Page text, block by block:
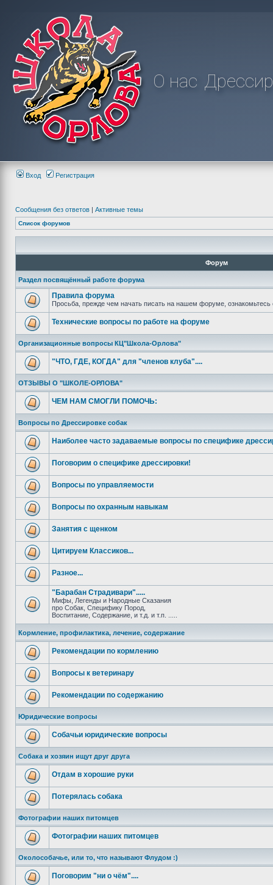
О нас
Вход Регистрация
Сообщения без ответов | Активные темы
Список форумов
Форум
Раздел посвящённый работе форума
Правила форума
Просьба, прежде чем начать писать на нашем форуме,
Технические вопросы по работе на форуме
Организационные вопросы КЦ"Школа-Орлова"
"ЧТО, ГДЕ, КОГДА" для "членов клуба"....
ОТЗЫВЫ О "ШКОЛЕ-ОРЛОВА"
ЧЕМ НАМ СМОГЛИ ПОМОЧЬ:
Вопросы по Дрессировке собак
Наиболее часто задаваемые вопросы по специфике
Поговорим о специфике дрессировки!
Вопросы по управляемости
Вопросы по охранным навыкам
Занятия с щенком
Цитируем Классиков...
Разное...
"Барабан Страдивари".....
Мифы, Легенды и Народные Сказания
про Собак, Специфику Пород,
Воспитание, Содержание, и т.д. и т.п. .....
Кормление, профилактика, лечение, содержание
Рекомендации по кормлению
Вопросы к ветеринару
Рекомендации по содержанию
Юридические вопросы
Собачьи юридические вопросы
Собака и хозяин ищут друг друга
Отдам в хорошие руки
Потерялась собака
Фотографии наших питомцев
Фотографии наших питомцев
Околособачье, или то, что называют Флудом :)
Поговорим "ни о чём"....